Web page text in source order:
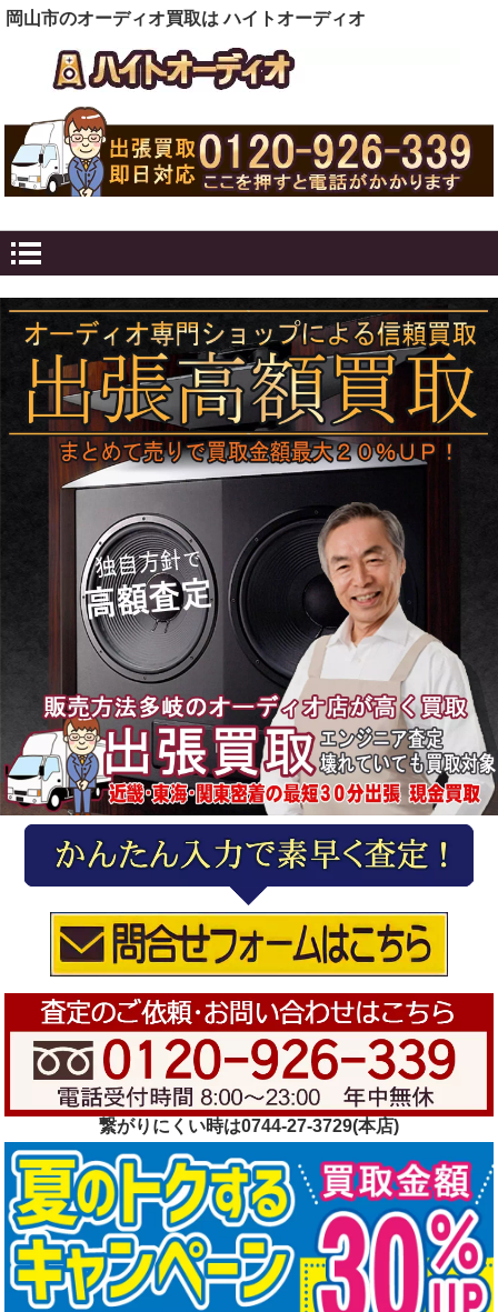
岡山市のオーディオ買取は ハイトオーディオ
繋がりにくい時は0744-27-3729(本店)